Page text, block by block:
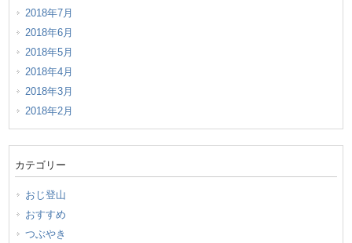
2018年7月
2018年6月
2018年5月
2018年4月
2018年3月
2018年2月
カテゴリー
おじ登山
おすすめ
つぶやき